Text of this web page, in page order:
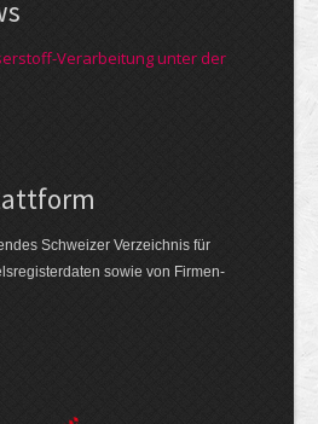
Verarbeitung unter der
Schweizer Verzeichnis für
sowie von Firmen­